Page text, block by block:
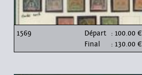
1569 Départ : 100.00 €
Final
: 130.00 €